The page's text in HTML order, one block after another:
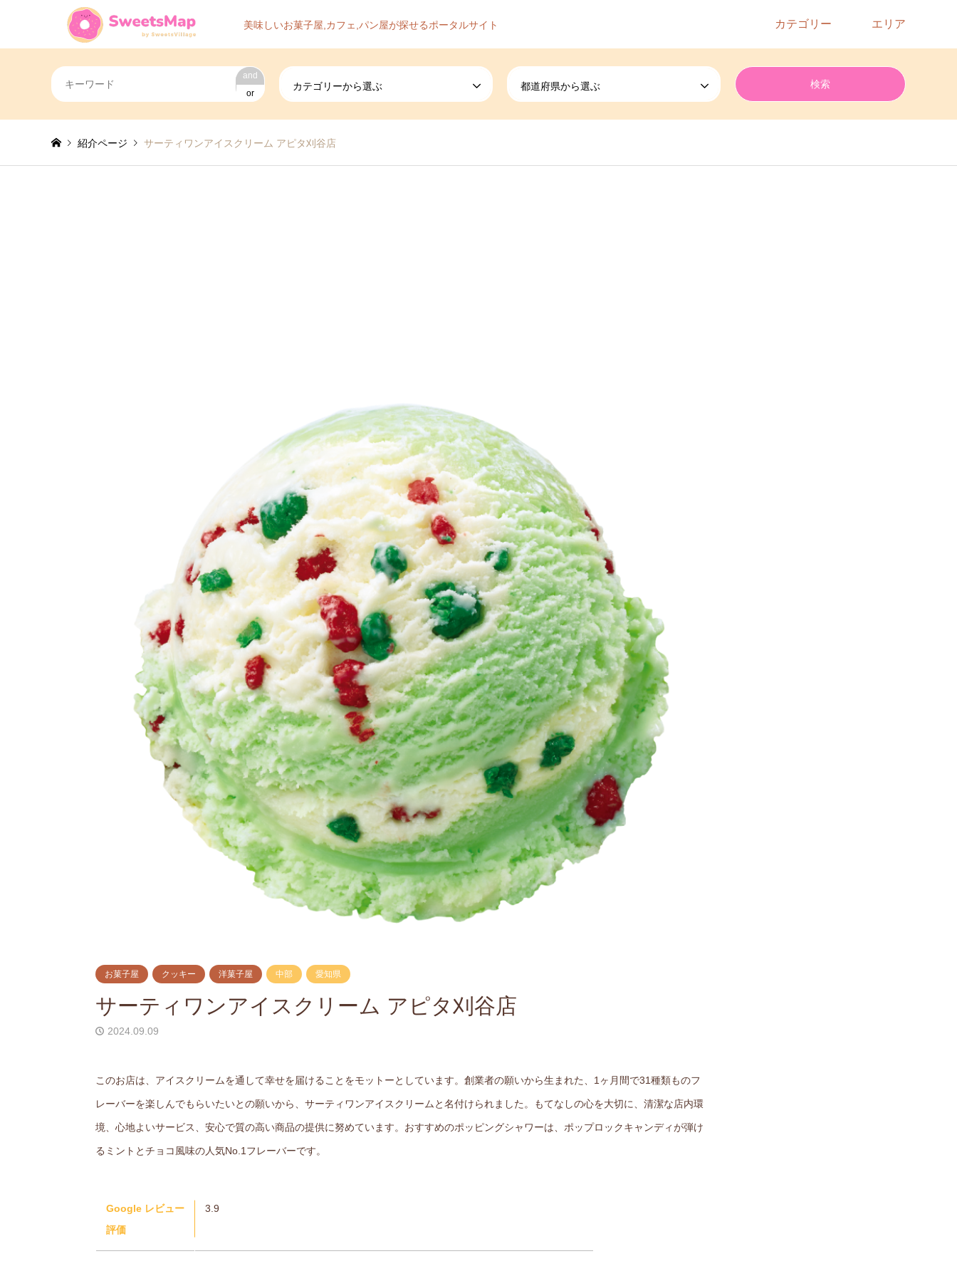
美味しいお菓子屋,カフェ,パン屋が探せるポータルサイト カテゴリー エリア
and
or
カテゴリーから選ぶ 都道府県から選ぶ
紹介ページ サーティワンアイスクリーム アピタ刈谷店
お菓子屋 クッキー 洋菓子屋 中部 愛知県
サーティワンアイスクリーム アピタ刈谷店
2024.09.09
このお店は、アイスクリームを通して幸せを届けることをモットーとしています。創業者の願いから生まれた、1ヶ月間で31種類ものフ
レーバーを楽しんでもらいたいとの願いから、サーティワンアイスクリームと名付けられました。もてなしの心を大切に、清潔な店内環
境、心地よいサービス、安心で質の高い商品の提供に努めています。おすすめのポッピングシャワーは、ポップロックキャンディが弾け
るミントとチョコ風味の人気No.1フレーバーです。
Google レビュー
評価
3.9